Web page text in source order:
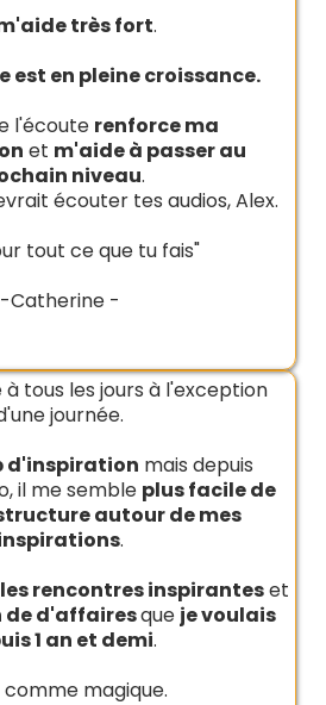
très fort.
est en pleine croissance.
l'écoute renforce ma
et m'aide à passer au
niveau.
écouter tes audios, Alex.
tout ce que tu fais"
-Catherine -
tous les jours à l'exception
journée.
d'inspiration mais depuis
il me semble plus facile de
autour de mes
.
rencontres inspiranteset
de d'affairesque je voulais
1 an et demi.
magique.